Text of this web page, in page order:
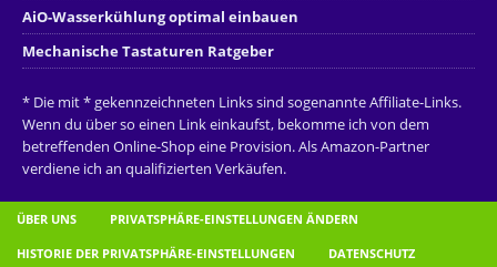
Mechanische Tastaturen Ratgeber
Wenn du über so einen Link einkaufst, bekomme ich von dem
betreffenden Online-Shop eine Provision. Als Amazon-Partner
verdiene ich an qualifizierten Verkäufen.
HISTORIE DER PRIVATSPHÄRE-EINSTELLUNGEN DATENSCHUTZ
IMPRESSUM